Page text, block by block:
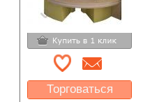
Торговаться